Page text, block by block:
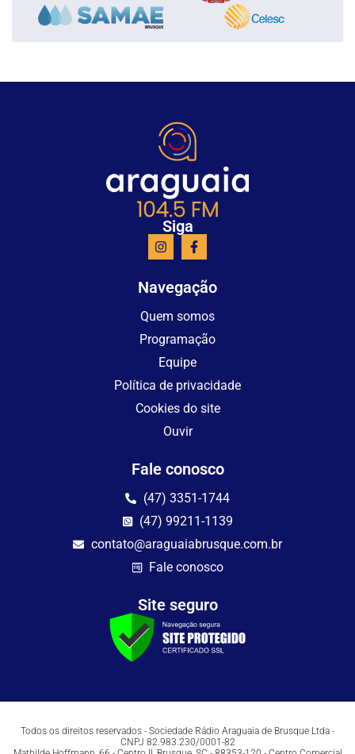
Siga
Navegação
Quem somos
Programação
Equipe
Política de privacidade
Cookies do site
Ouvir
Fale conosco
(47) 3351-1744
(47) 99211-1139
contato@araguaiabrusque.com.br
Fale conosco
Site seguro
Todos os direitos reservados - Sociedade Rádio Araguaia de Brusque Ltda -
CNPJ 82.983.230/0001-82